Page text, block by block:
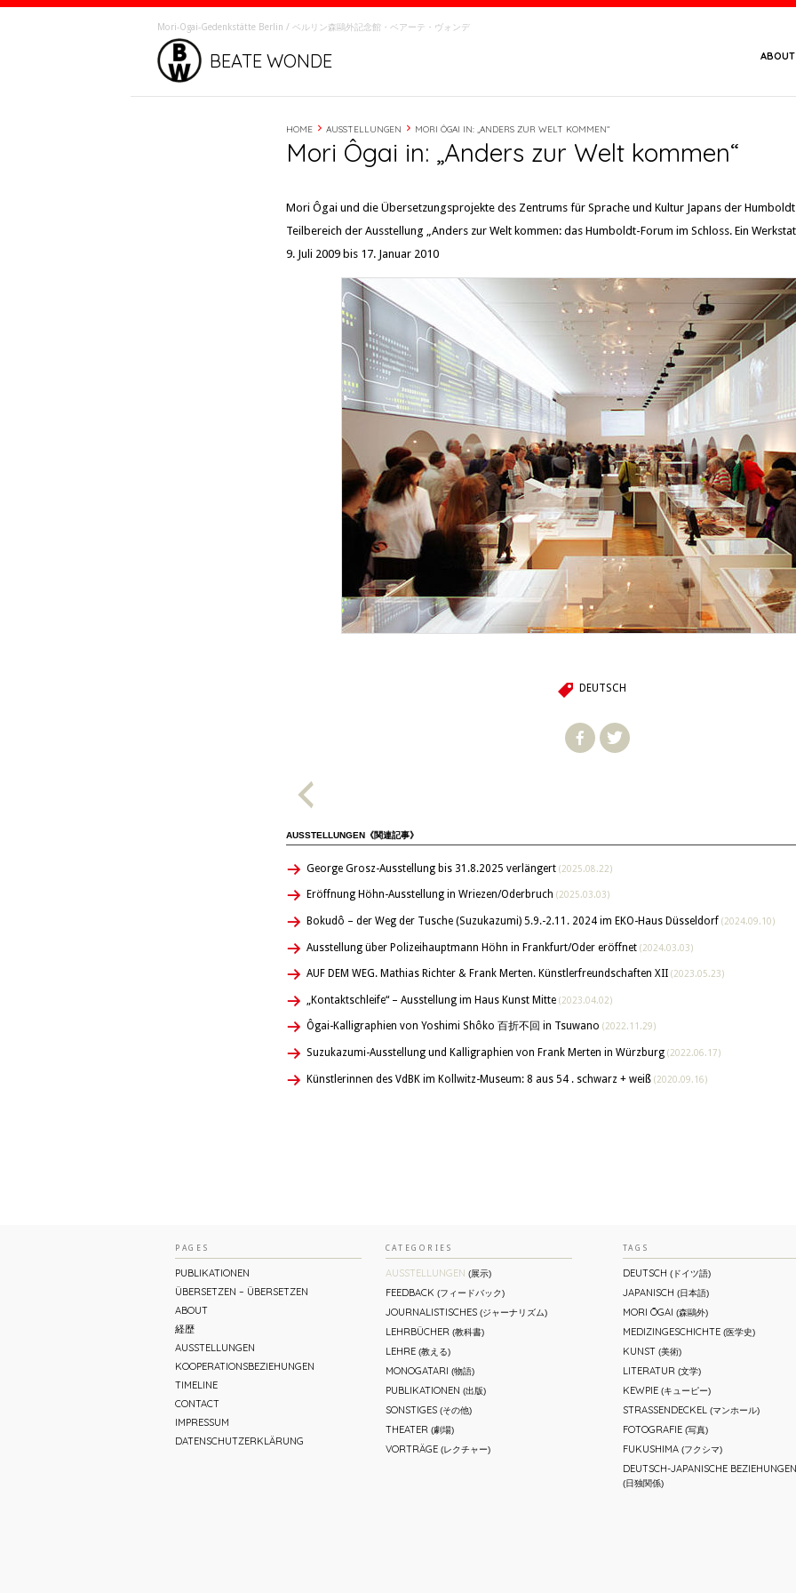
Mori-Ôgai-Gedenkstätte Berlin / ベルリン森鷗外記念館・ベアーテ・ヴォンデ
BEATE WONDE ABOUT
HOME AUSSTELLUNGEN MORI ÔGAI IN: „ANDERS ZUR WELT KOMMEN“
Mori Ôgai in: „Anders zur Welt kommen“
Mori Ôgai und die Übersetzungsprojekte des Zentrums für Sprache und Kultur Japans der
Teilbereich der Ausstellung „Anders zur Welt kommen: das Humboldt-Forum im Schloss. Ein
9. Juli 2009 bis 17. Januar 2010
DEUTSCH
AUSSTELLUNGEN《関連記事》
George Grosz-Ausstellung bis 31.8.2025 verlängert (2025.08.22)
Eröffnung Höhn-Ausstellung in Wriezen/Oderbruch (2025.03.03)
Bokudô – der Weg der Tusche (Suzukazumi) 5.9.-2.11. 2024 im EKO-Haus Düsseldorf (2024.09.10)
Ausstellung über Polizeihauptmann Höhn in Frankfurt/Oder eröffnet (2024.03.03)
AUF DEM WEG. Mathias Richter & Frank Merten. Künstlerfreundschaften XII (2023.05.23)
„Kontaktschleife“ – Ausstellung im Haus Kunst Mitte (2023.04.02)
Ôgai-Kalligraphien von Yoshimi Shôko 百折不回 in Tsuwano (2022.11.29)
Suzukazumi-Ausstellung und Kalligraphien von Frank Merten in Würzburg (2022.06.17)
Künstlerinnen des VdBK im Kollwitz-Museum: 8 aus 54 . schwarz + weiß (2020.09.16)
PAGES
PUBLIKATIONEN
ÜBERSETZEN – ÜBERSETZEN
ABOUT
経歴
AUSSTELLUNGEN
KOOPERATIONSBEZIEHUNGEN
TIMELINE
CONTACT
IMPRESSUM
DATENSCHUTZERKLÄRUNG
CATEGORIES
AUSSTELLUNGEN (展示)
FEEDBACK (フィードバック)
JOURNALISTISCHES(ジャーナリズム)
LEHRBÜCHER(教科書)
LEHRE(教える)
MONOGATARI (物語)
PUBLIKATIONEN (出版)
SONSTIGES(その他)
THEATER(劇場)
VORTRÄGE(レクチャー)
TAGS
DEUTSCH (ドイツ語)
JAPANISCH (日本語)
MORI ŌGAI (森鷗外)
MEDIZINGESCHICHTE(医学史)
KUNST(美術)
LITERATUR(文学)
KEWPIE(キューピー)
STRASSENDECKEL (マンホール)
FOTOGRAFIE(写真)
FUKUSHIMA(フクシマ)
DEUTSCH-JAPANISCHE BEZIEHUNGEN
(日独関係)